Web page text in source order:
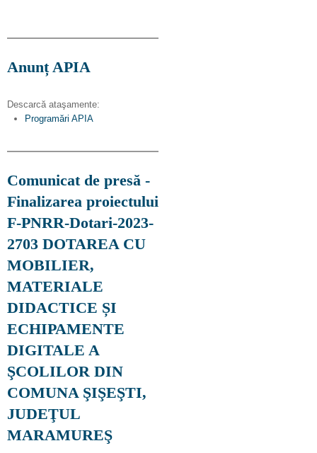
Anunț APIA
Descarcă ataşamente:
Programări APIA
Comunicat de presă -
Finalizarea proiectului
F-PNRR-Dotari-2023-
2703 DOTAREA CU
MOBILIER,
MATERIALE
DIDACTICE ȘI
ECHIPAMENTE
DIGITALE A
ŞCOLILOR DIN
COMUNA ŞIŞEŞTI,
JUDEŢUL
MARAMUREŞ